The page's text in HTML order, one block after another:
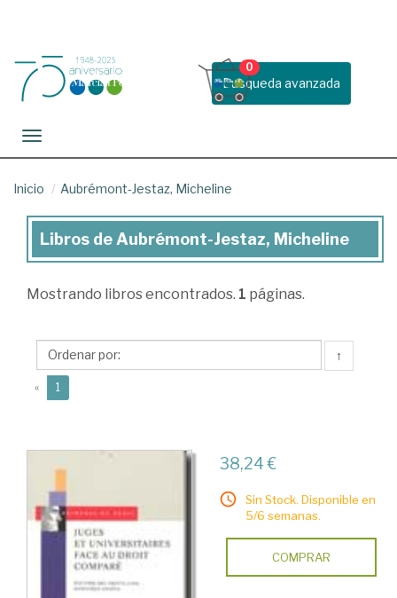
Busqueda avanzada
0
Toggle navigation
Inicio Aubrémont-Jestaz, Micheline
Libros
Aubrémont-
Micheline
Libros de Aubrémont-Jestaz, Micheline
Mostrando libros encontrados. 1 páginas.
↑
« 1
38,24 €
Sin Stock. Disponible en
5/6 semanas.
COMPRAR